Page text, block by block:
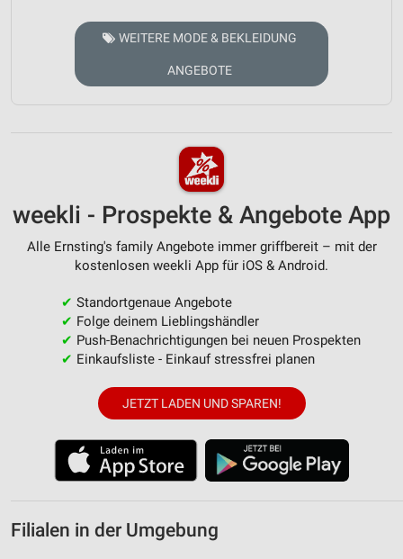
WEITERE MODE & BEKLEIDUNG
ANGEBOTE
weekli - Prospekte & Angebote App
Alle Ernsting's family Angebote immer griffbereit – mit der
kostenlosen weekli App für iOS & Android.
✔ Standortgenaue Angebote
✔ Folge deinem Lieblingshändler
✔ Push-Benachrichtigungen bei neuen Prospekten
✔ Einkaufsliste - Einkauf stressfrei planen
JETZT LADEN UND SPAREN!
Filialen in der Umgebung